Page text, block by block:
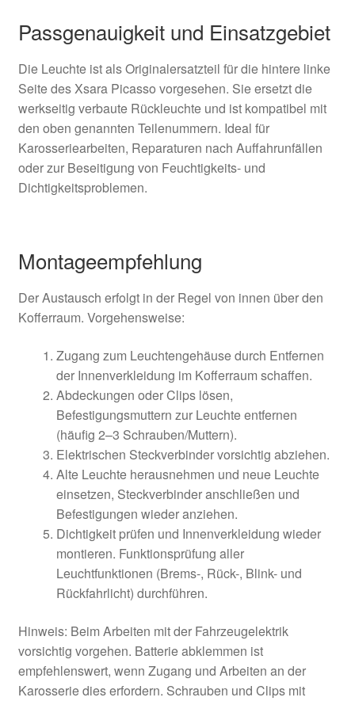
Passgenauigkeit und Einsatzgebiet
Die Leuchte ist als Originalersatzteil für die hintere linke
Seite des Xsara Picasso vorgesehen. Sie ersetzt die
werkseitig verbaute Rückleuchte und ist kompatibel mit
den oben genannten Teilenummern. Ideal für
Karosseriearbeiten, Reparaturen nach Auffahrunfällen
oder zur Beseitigung von Feuchtigkeits- und
Dichtigkeitsproblemen.
Montageempfehlung
Der Austausch erfolgt in der Regel von innen über den
Kofferraum. Vorgehensweise:
Zugang zum Leuchtengehäuse durch Entfernen
der Innenverkleidung im Kofferraum schaffen.
Abdeckungen oder Clips lösen,
Befestigungsmuttern zur Leuchte entfernen
(häufig 2–3 Schrauben/Muttern).
Elektrischen Steckverbinder vorsichtig abziehen.
Alte Leuchte herausnehmen und neue Leuchte
einsetzen, Steckverbinder anschließen und
Befestigungen wieder anziehen.
Dichtigkeit prüfen und Innenverkleidung wieder
montieren. Funktionsprüfung aller
Leuchtfunktionen (Brems-, Rück-, Blink- und
Rückfahrlicht) durchführen.
Hinweis: Beim Arbeiten mit der Fahrzeugelektrik
vorsichtig vorgehen. Batterie abklemmen ist
empfehlenswert, wenn Zugang und Arbeiten an der
Karosserie dies erfordern. Schrauben und Clips mit